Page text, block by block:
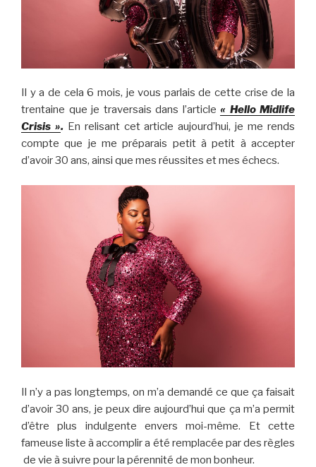
Il y a de cela 6 mois, je vous parlais de cette crise de la
trentaine que je traversais dans l’article « Hello Midlife
Crisis ». En relisant cet article aujourd’hui, je me rends
compte que je me préparais petit à petit à accepter
d’avoir 30 ans, ainsi que mes réussites et mes échecs.
Il n’y a pas longtemps, on m’a demandé ce que ça faisait
d’avoir 30 ans, je peux dire aujourd’hui que ça m’a permit
d’être plus indulgente envers moi-même. Et cette
fameuse liste à accomplir a été remplacée par des règles
de vie à suivre pour la pérennité de mon bonheur.